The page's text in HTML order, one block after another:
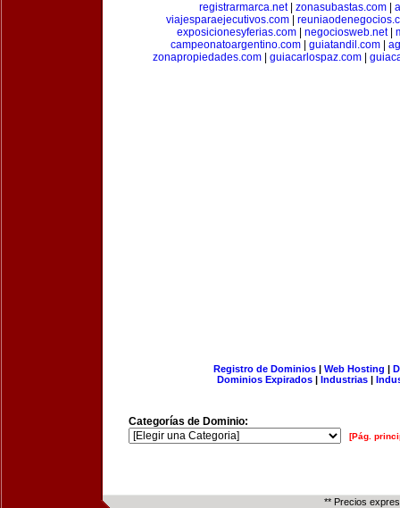
registrarmarca.net| zonasubastas.com|
viajesparaejecutivos.com|
exposicionesyferias.com
negociosweb.net|
campeonatoargentino.com| guiatandil.com|
zonapropiedades.com
guiacarlospaz.com
Registro de Dominios| Web Hosting |
Dominios Expirados | Industrias |
Categorías de Dominio:
[Pág.
** Precios